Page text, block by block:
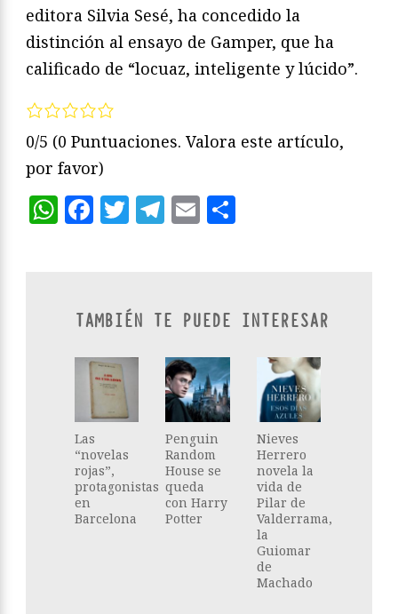
editora Silvia Sesé, ha concedido la
distinción al ensayo de Gamper, que ha
calificado de “locuaz, inteligente y lúcido”.
0/5 (0 Puntuaciones. Valora este artículo,
por favor)
WhatsApp
Facebook
Twitter
Telegram
Email
TAMBIÉN TE PUEDE INTERESAR
Las
“novelas
rojas”,
protagonistas
en
Barcelona
Penguin
Random
House se
queda
con Harry
Potter
Nieves
Herrero
novela la
vida de
Pilar de
Valderrama,
la
Guiomar
de
Machado